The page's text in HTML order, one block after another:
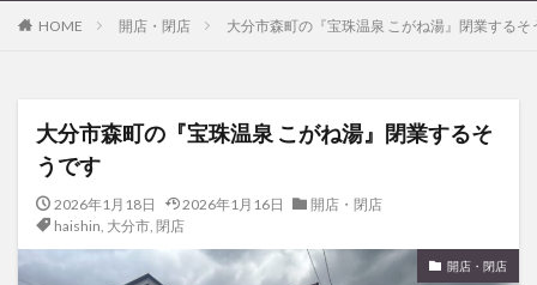
HOME 開店・閉店 大分市森町の『宝珠温泉 こがね湯』閉業するそ
大分市森町の『宝珠温泉 こがね湯』閉業するそ
うです
2026年1月18日 2026年1月16日
開店・閉店
haishin, 大分市, 閉店
開店・閉店
haishin
haisin haisnin hasihin
hasishin
hishin
OPA
Paypay PR TOKIPO
あじさい
いちご
かき氷
からあげ